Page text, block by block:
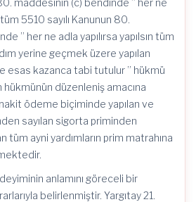
maddesinin (c) bendinde ” her ne
tüm 5510 sayılı Kanunun 80.
” her ne adla yapılırsa yapılsın tüm
yerine geçmek üzere yapılan
esas kazanca tabi tutulur ” hükmü
hükmünün düzenleniş amacına
nakit ödeme biçiminde yapılan ve
sayılan sigorta priminden
tüm ayni yardımların prim matrahına
anlamını göreceli bir
belirlenmiştir. Yargıtay 21.